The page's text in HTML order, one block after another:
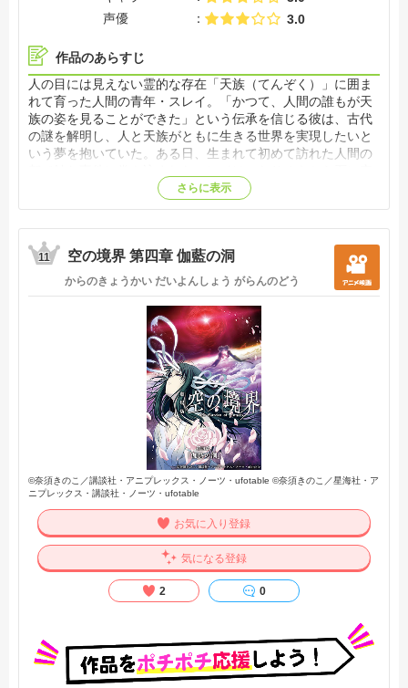
声優
3.0
作品のあらすじ
人の目には見えない霊的な存在「天族（てんぞく）」に囲ま
れて育った人間の青年・スレイ。「かつて、人間の誰もが天
族の姿を見ることができた」という伝承を信じる彼は、古代
の謎を解明し、人と天族がともに生きる世界を実現したいと
いう夢を抱いていた。ある日、生まれて初めて訪れた人間の
き刺さる聖剣を引き抜き、世界の災厄を払う「導師」とな
る。重き使命を刻み込む胸の中、人と天族の共存という夢は
路への一歩を、今、踏み出す。【公式サイト他参照】
さらに表示
11 空の境界 第四章 伽藍の洞
からのきょうかい だいよんしょう がらんのどう
©奈須きのこ／講談社・アニプレックス・ノーツ・ufotable ©奈須きのこ／星海社・ア
ニプレックス・講談社・ノーツ・ufotable
お気に入り登録
気になる登録
2 0